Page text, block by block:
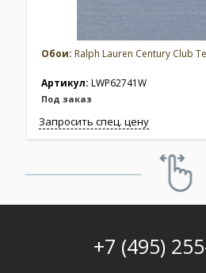
Обои: Ralph Lauren Century Club
Артикул: LWP62741W
Под заказ
Запросить спец. цену
+7 (495)